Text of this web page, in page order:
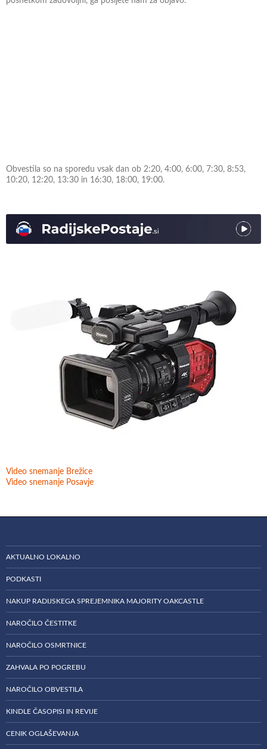
Obvestila so na sporedu vsak dan ob 2:20, 4:00, 6:00, 7:30, 8:53,
10:20, 12:20, 13:30 in 16:30, 18:00, 19:00.
Video snemanje Brežice
Video snemanje Posavje
AKTUALNO LOKALNO
PODKASTI
NAKUP RADIJSKEGA SPREJEMNIKA MAJORITY OAKCASTLE
NAROČILO ČESTITKE
NAROČILO OSMRTNICE
ZAHVALA PO POGREBU
NAROČILO OBVESTILA
KINDLE ČASOPISI IN REVIJE
CENIK OGLAŠEVANJA